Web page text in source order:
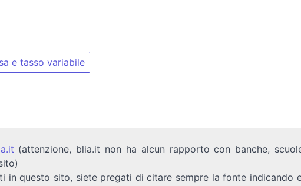
e tasso variabile
(attenzione, blia.it non ha alcun rapporto con banche,
questo sito, siete pregati di citare sempre la fonte indicando